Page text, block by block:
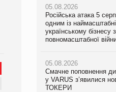
05.08.2026
Російська атака 5
одним із
українському бізнесу
повномасштабної
05.08.2026
Смачне поповнення
у VARUS з’явилися
ТОКЕРИ
05.08.2026
Російська атака 5
одним із
українському бізнесу
повномасштабної
05.08.2026
Смачне поповнення
у VARUS з’явилися
ТОКЕРИ
рекламі екологічних
05.08.2026
AstraZeneca